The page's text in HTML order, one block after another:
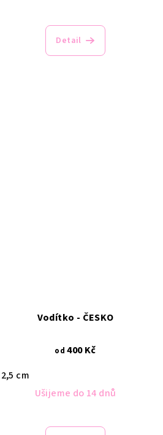
Detail
Vodítko - ČESKO
od 400 Kč
2,5 cm
Ušijeme do 14 dnů